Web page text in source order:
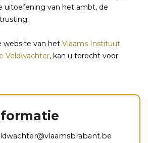
uitoefening van het ambt, de
website van het Vlaams Instituut
Veldwachter, kan u terecht voor